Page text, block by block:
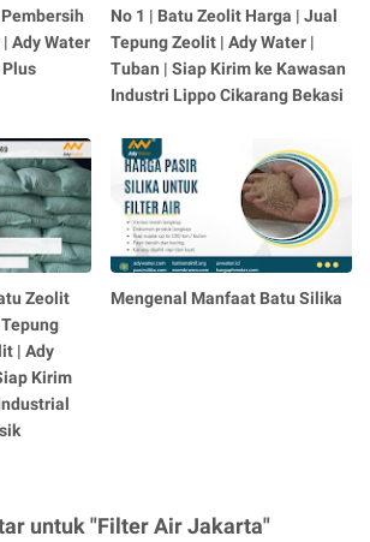
Ady Water
No 1 | Batu Zeolit Harga | Jual
Tepung Zeolit | Ady Water |
Tuban | Siap Kirim ke Kawasan
Industri Lippo Cikarang Bekasi
Zeolit
| Ady
Kirim
Mengenal Manfaat Batu Silika
untuk "Filter Air Jakarta"